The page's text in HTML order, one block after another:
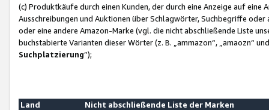
(c) Produktkäufe durch einen Kunden, der durch eine Anzeige auf
Ausschreibungen und Auktionen über Schlagwörter, Suchbegriffe
oder eine andere Amazon-Marke (vgl. die nicht abschließende Liste
buchstabierte Varianten dieser Wörter (z. B. „ammazon“, „amaozn“
Suchplatzierung”);
Land
Nicht abschließende Liste der Marken